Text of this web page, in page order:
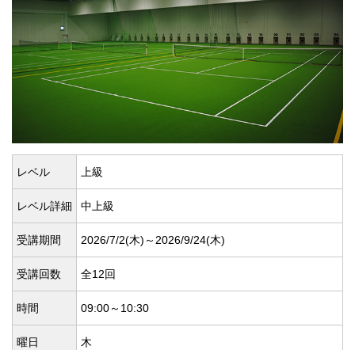
レベル 上級
レベル詳細 中上級
受講期間 2026/7/2(木)～2026/9/24(木)
受講回数 全12回
時間 09:00～10:30
曜日 木